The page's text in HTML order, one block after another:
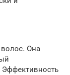
волос. Она
Эффективность